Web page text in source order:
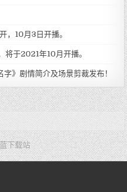
，10月3日开播。
将于2021年10月开播。
》剧情简介及场景剪裁发布！
下载站